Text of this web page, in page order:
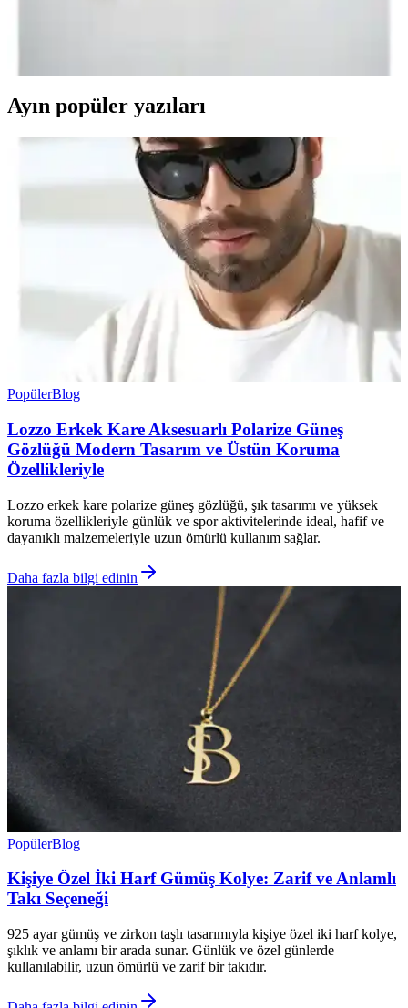
Ayın popüler yazıları
PopülerBlog
Lozzo Erkek Kare Aksesuarlı Polarize Güneş
Gözlüğü Modern Tasarım ve Üstün Koruma
Özellikleriyle
Lozzo erkek kare polarize güneş gözlüğü, şık tasarımı ve yüksek
koruma özellikleriyle günlük ve spor aktivitelerinde ideal, hafif ve
dayanıklı malzemeleriyle uzun ömürlü kullanım sağlar.
Daha fazla bilgi edinin
PopülerBlog
Kişiye Özel İki Harf Gümüş Kolye: Zarif ve Anlamlı
Takı Seçeneği
925 ayar gümüş ve zirkon taşlı tasarımıyla kişiye özel iki harf kolye,
şıklık ve anlamı bir arada sunar. Günlük ve özel günlerde
kullanılabilir, uzun ömürlü ve zarif bir takıdır.